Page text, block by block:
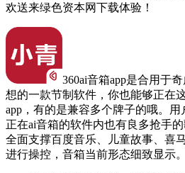
欢送来绿色资本网下载体验！
360ai音箱app是合用于
想的一款节制软件，你也能够正在
app，有的是兼容多个牌子的哦。
正在ai音箱的软件内也有良多抢手
全面支撑百度音乐、儿童故事、喜
进行操控，音箱当前形态细致显示。